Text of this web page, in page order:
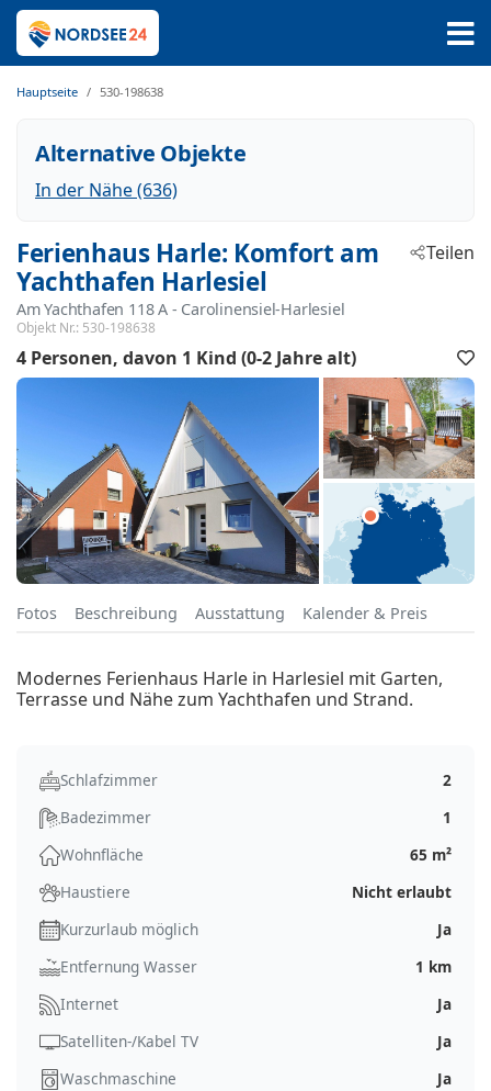
Hauptseite 530-198638
Alternative Objekte
In der Nähe (636)
Ferienhaus Harle: Komfort am
Yachthafen Harlesiel
Am Yachthafen 118 A - Carolinensiel-Harlesiel
Objekt Nr.: 530-198638
Teilen
4 Personen davon 1 Kind (0-2 Jahre alt)
Fotos Beschreibung Ausstattung Kalender & Preis
Modernes Ferienhaus Harle in Harlesiel mit Garten,
Terrasse und Nähe zum Yachthafen und Strand.
Schlafzimmer
2
Badezimmer
1
Wohnfläche
65 m²
Haustiere
Nicht erlaubt
Kurzurlaub möglich
Ja
Entfernung Wasser
1 km
Internet
Ja
Satelliten-/Kabel TV
Ja
Waschmaschine
Ja